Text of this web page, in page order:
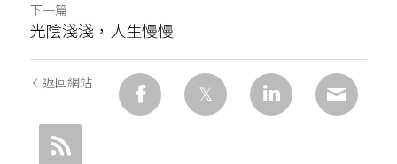
下一篇
光陰淺淺，人生慢慢
返回網站